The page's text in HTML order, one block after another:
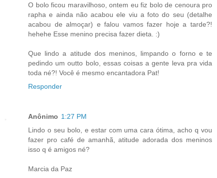
O bolo ficou maravilhoso, ontem eu fiz bolo de cenoura pro
rapha e ainda não acabou ele viu a foto do seu (detalhe
acabou de almoçar) e falou vamos fazer hoje a tarde?!
hehehe Esse menino precisa fazer dieta. :)
Que lindo a atitude dos meninos, limpando o forno e te
pedindo um outto bolo, essas coisas a gente leva pra vida
toda né?! Você é mesmo encantadora Pat!
Responder
Anônimo 1:27 PM
Lindo o seu bolo, e estar com uma cara ótima, acho q vou
fazer pro café de amanhã, atitude adorada dos meninos
isso q é amigos né?
Marcia da Paz